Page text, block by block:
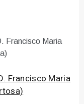
Francisco Maria